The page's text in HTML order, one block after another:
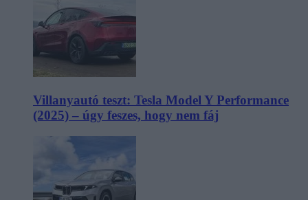
Villanyautó teszt: Tesla Model Y Performance
(2025) – úgy feszes, hogy nem fáj